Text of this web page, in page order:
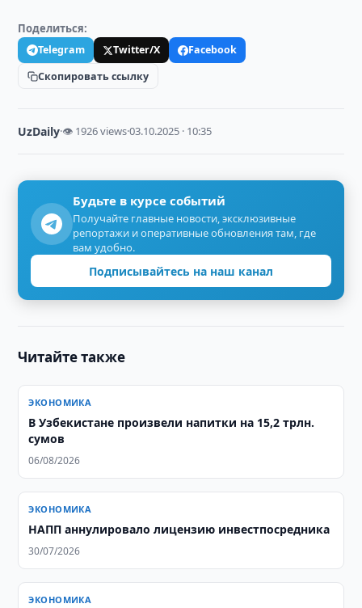
Поделиться:
Telegram Twitter/X
Facebook
Скопировать ссылку
UzDaily·👁 1926 views·03.10.2025 · 10:35
Будьте в курсе событий
Получайте главные новости, эксклюзивные
репортажи и оперативные обновления там, где
вам удобно.
Подписывайтесь на наш канал
Читайте также
ЭКОНОМИКА
В Узбекистане произвели напитки на 15,2 трлн.
сумов
06/08/2026
ЭКОНОМИКА
НАПП аннулировало лицензию инвестпосредника
30/07/2026
ЭКОНОМИКА